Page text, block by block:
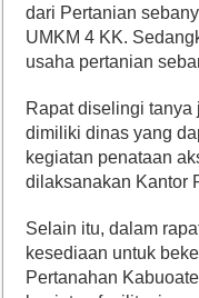
dari Pertanian
UMKM 4 KK.
usaha pertanian
Rapat diselingi tanya
dimiliki dinas yang
kegiatan penataan
dilaksanakan Kantor
Selain itu, dalam
kesediaan untuk
Pertanahan